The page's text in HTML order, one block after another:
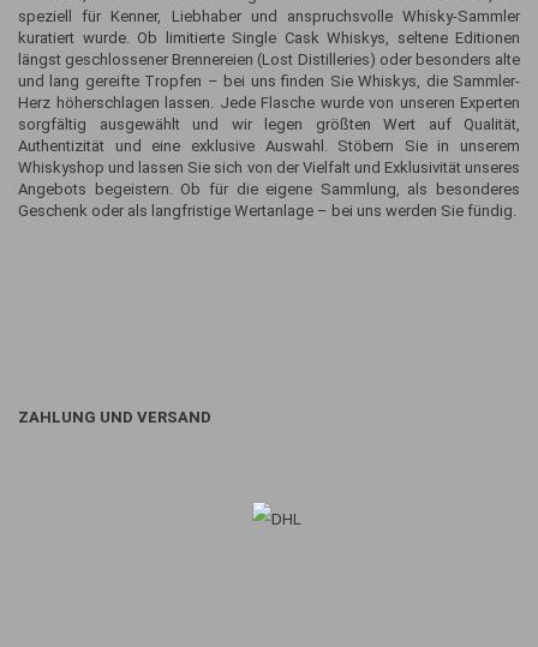
speziell für Kenner, Liebhaber und anspruchsvolle Whisky-Sammler
kuratiert wurde. Ob limitierte Single Cask Whiskys, seltene Editionen
längst geschlossener Brennereien (Lost Distilleries) oder besonders alte
und lang gereifte Tropfen – bei uns finden Sie Whiskys, die Sammler-
Herz höherschlagen lassen. Jede Flasche wurde von unseren Experten
sorgfältig ausgewählt und wir legen größten Wert auf Qualität,
Authentizität und eine exklusive Auswahl. Stöbern Sie in unserem
Whiskyshop und lassen Sie sich von der Vielfalt und Exklusivität unseres
Angebots begeistern. Ob für die eigene Sammlung, als besonderes
Geschenk oder als langfristige Wertanlage – bei uns werden Sie fündig.
ZAHLUNG UND VERSAND